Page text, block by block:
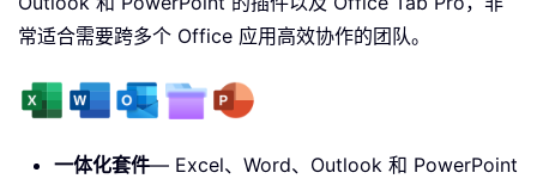
常适合需要跨多个 Office 应用高效协作的团队。
一体化套件— Excel、Word、Outlook 和 PowerPoint